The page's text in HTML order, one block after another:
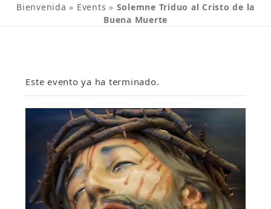
Bienvenida » Events » Solemne Triduo al Cristo de la
Buena Muerte
Este evento ya ha terminado.